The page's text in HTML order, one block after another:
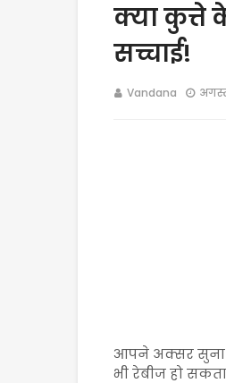
क्या कुत्ते
सच्चाई!
Vandana
आपने अक्सर सुना
भी रेबीज हो